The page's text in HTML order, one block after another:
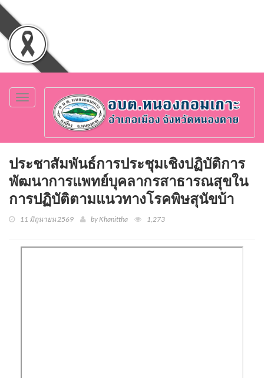
Toggle
navigation
ประชาสัมพันธ์การประชุมเชิงปฏิบัติการ
พัฒนาการแพทย์บุคลากรสาธารณสุขใน
การปฏิบัติตามแนวทางโรคพิษสุนัขบ้า
11 มิถุนายน 2569 by Khanittha 1,273